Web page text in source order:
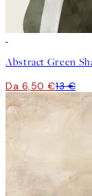
Da 6,50 €13 €